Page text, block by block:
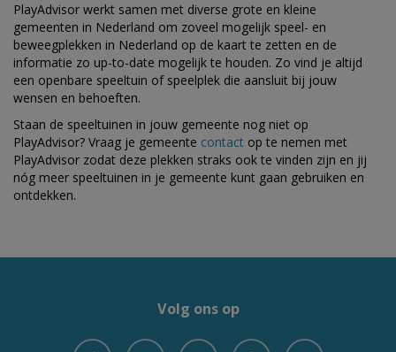
PlayAdvisor werkt samen met diverse grote en kleine
gemeenten in Nederland om zoveel mogelijk speel- en
beweegplekken in Nederland op de kaart te zetten en de
informatie zo up-to-date mogelijk te houden. Zo vind je altijd
een openbare speeltuin of speelplek die aansluit bij jouw
wensen en behoeften.
Staan de speeltuinen in jouw gemeente nog niet op
PlayAdvisor? Vraag je gemeente contact op te nemen met
PlayAdvisor zodat deze plekken straks ook te vinden zijn en jij
nóg meer speeltuinen in je gemeente kunt gaan gebruiken en
ontdekken.
Volg ons op